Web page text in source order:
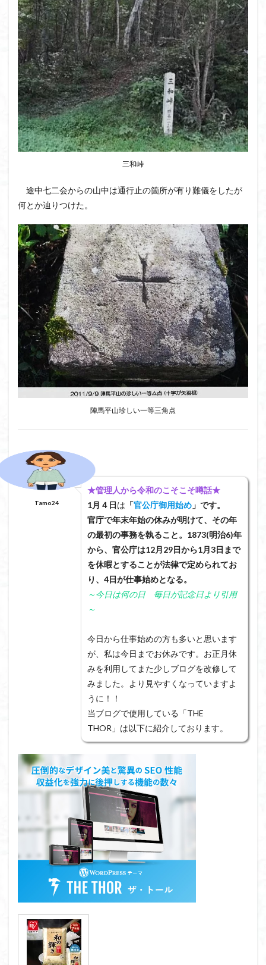
三和峠
途中七二会からの山中は通行止の箇所が有り難儀をしたが
何とか辿りつけた。
陣馬平山珍しい一等三角点
Tamo24
★管理人から令和のこそこそ噂話★
1月４日は 「官公庁御用始め 」です。
官庁で年末年始の休みが明けて、その年
の最初の事務を執ること。1873(明治6)年
から、官公庁は12月29日から1月3日まで
を休暇とすることが法律で定められてお
り、4日が仕事始めとなる。
～今日は何の日 毎日が記念日より引用
～
今日から仕事始めの方も多いと思います
が、私は今日までお休みです。お正月休
みを利用してまた少しブログを改修して
みました。より見やすくなっていますよ
うに！！
当ブログで使用している「THE
THOR」は以下に紹介しております。